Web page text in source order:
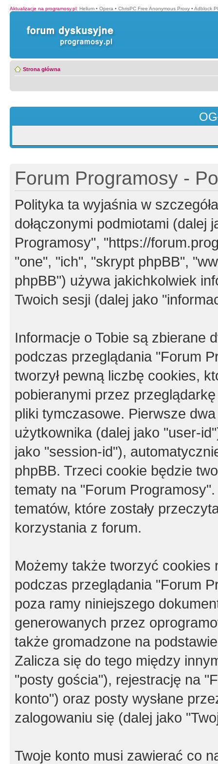
Aktualizacje na programosy.pl: Helium • Opera • ChrisPC Free Anonymous Proxy • Adblock
Strona główna
Forum Programosy -
Polityka ta wyjaśnia w
dołączonymi podmiotami (dalej
Programosy", "https://
"one", "ich", "skrypt phpBB",
phpBB") używa jakichkolwiek
Twoich sesji (dalej jako
Informacje o Tobie są zbierane
podczas przeglądania "Forum
tworzył pewną liczbę cookies,
pobieranymi przez
pliki tymczasowe. Pierwsze
użytkownika (dalej jako "user-
jako "session-id"),
phpBB. Trzeci cookie będzie
tematy na "Forum
tematów, które zostały
korzystania z forum.
Możemy także tworzyć cookies
podczas przeglądania "Forum
poza ramy niniejszego
generowanych przez
także gromadzone na
Zalicza się do tego między
"posty gościa"), rejestrację na
konto") oraz posty wysłane
zalogowaniu się (dalej jako
Twoje konto musi zawierać co